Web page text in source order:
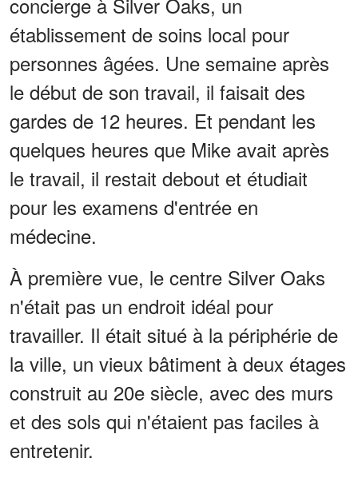
établissement de soins local pour
personnes âgées. Une semaine après
le début de son travail, il faisait des
gardes de 12 heures. Et pendant les
quelques heures que Mike avait après
le travail, il restait debout et étudiait
pour les examens d'entrée en
médecine.
À première vue, le centre Silver Oaks
n'était pas un endroit idéal pour
travailler. Il était situé à la périphérie de
la ville, un vieux bâtiment à deux étages
construit au 20e siècle, avec des murs
et des sols qui n'étaient pas faciles à
entretenir.